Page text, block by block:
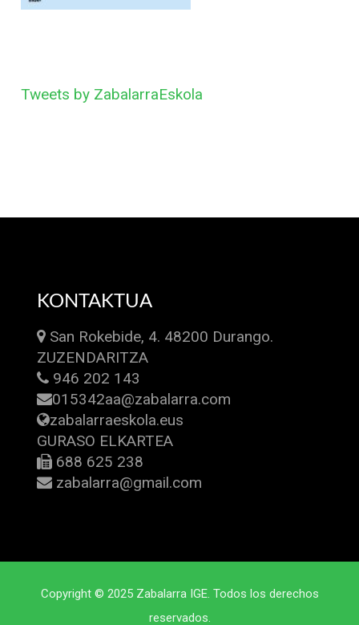
Tweets by ZabalarraEskola
KONTAKTUA
San Rokebide, 4. 48200 Durango.
ZUZENDARITZA
946 202 143
015342aa@zabalarra.com
zabalarraeskola.eus
GURASO ELKARTEA
688 625 238
zabalarra@gmail.com
Copyright © 2025 Zabalarra IGE. Todos los derechos
reservados.